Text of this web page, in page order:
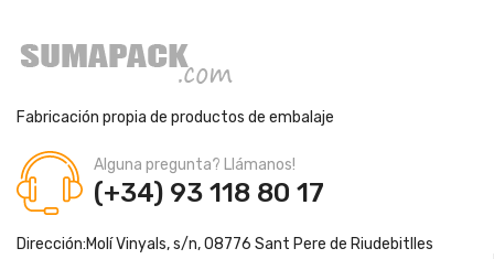
Fabricación propia de productos de embalaje
Alguna pregunta? Llámanos!
(+34) 93 118 80 17
Dirección:Molí Vinyals, s/n, 08776 Sant Pere de Riudebitlles